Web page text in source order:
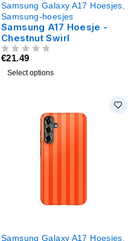
Samsung Galaxy A17 Hoesjes
Samsung-hoesjes
Samsung A17 Hoesje -
Chestnut Swirl
€21.49
Select options
Samsung Galaxy A17 Hoesjes